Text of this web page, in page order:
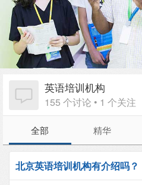
英语培训机构
155 个讨论 • 1 个关注
全部 精华
北京英语培训机构有介绍吗？